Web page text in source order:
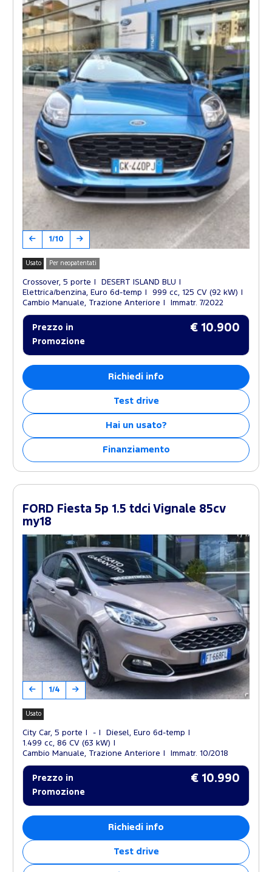
1/10
Usato Per neopatentati
Crossover, 5 porte
DESERT ISLAND BLU
Elettrica/benzina, Euro 6d-temp
999 cc, 125 CV (92 kW)
Cambio Manuale, Trazione Anteriore
Immatr. 7/2022
Prezzo in
Promozione
€ 10.900
Richiedi info
Test drive
Hai un usato?
Finanziamento
FORD Fiesta 5p 1.5 tdci Vignale 85cv
my18
1/4
Usato
City Car, 5 porte -
Diesel, Euro 6d-temp
1.499 cc, 86 CV (63 kW)
Cambio Manuale, Trazione Anteriore
Immatr. 10/2018
Prezzo in
Promozione
€ 10.990
Richiedi info
Test drive